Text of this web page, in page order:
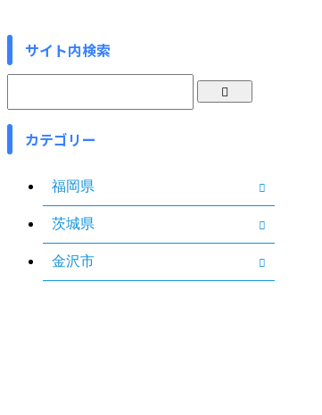
サイト内検索
カテゴリー
福岡県
茨城県
金沢市